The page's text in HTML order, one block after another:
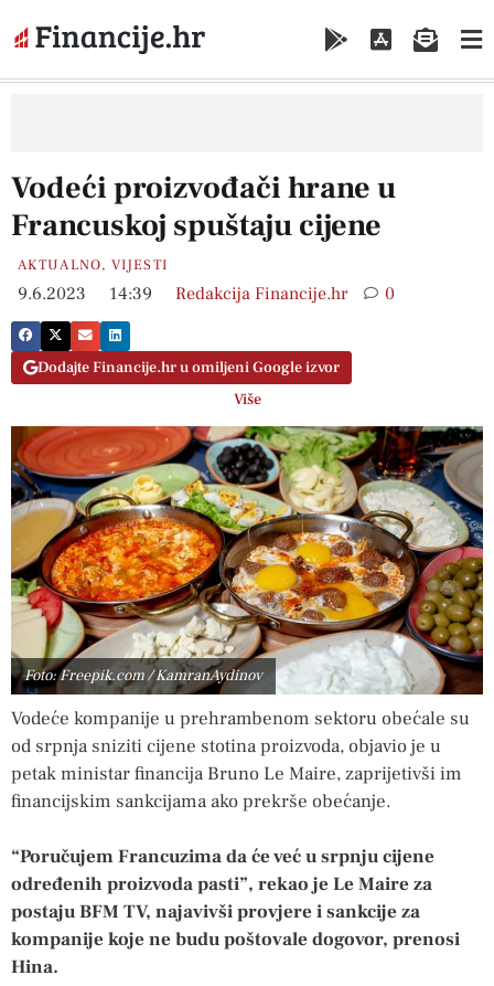
Vodeći proizvođači hrane u
Francuskoj spuštaju cijene
AKTUALNO,VIJESTI
9.6.2023 14:39 Redakcija Financije.hr 0
Dodajte Financije.hr u omiljeni Google izvor
Više
Foto: Freepik.com / KamranAydinov
Vodeće kompanije u prehrambenom sektoru obećale su
od srpnja sniziti cijene stotina proizvoda, objavio je u
petak ministar financija Bruno Le Maire, zaprijetivši im
financijskim sankcijama ako prekrše obećanje.
“Poručujem Francuzima da će već u srpnju cijene
određenih proizvoda pasti”, rekao je Le Maire za
postaju BFM TV, najavivši provjere i sankcije za
kompanije koje ne budu poštovale dogovor, prenosi
Hina.